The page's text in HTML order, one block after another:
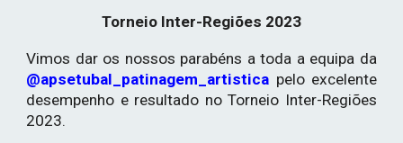
Torneio Inter-Regiões 2023
Vimos dar os nossos parabéns a toda a equipa da
@apsetubal_patinagem_artistica pelo excelente
desempenho e resultado no Torneio Inter-Regiões
2023.